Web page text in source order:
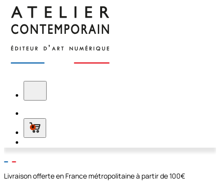
0
Livraison offerte en France métropolitaine à partir de 100€